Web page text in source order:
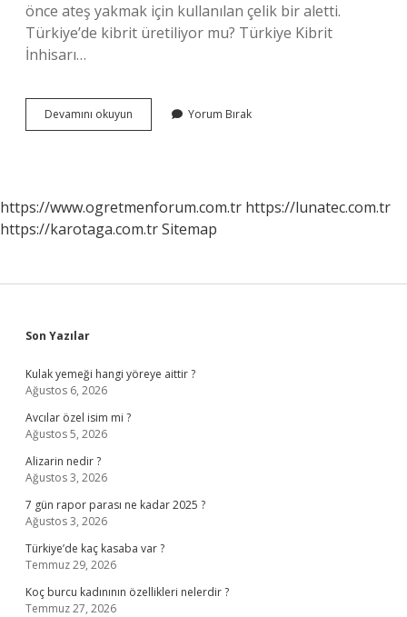
önce ateş yakmak için kullanılan çelik bir aletti.
Türkiye’de kibrit üretiliyor mu? Türkiye Kibrit
İnhisarı…
Devamını okuyun
Ne
Yorum Bırak
https://www.ogretmenforum.com.tr https://lunatec.com.tr
https://karotaga.com.trSitemap
Sidebar
Son Yazılar
Kulak yemeği hangi yöreye aittir ?
Ağustos 6, 2026
Avcılar özel isim mi ?
Ağustos 5, 2026
Alizarin nedir ?
Ağustos 3, 2026
7 gün rapor parası ne kadar 2025 ?
Ağustos 3, 2026
Türkiye’de kaç kasaba var ?
Temmuz 29, 2026
Koç burcu kadınının özellikleri nelerdir ?
Temmuz 27, 2026